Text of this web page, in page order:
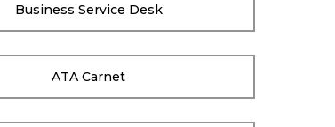
Business Service Desk
ATA Carnet